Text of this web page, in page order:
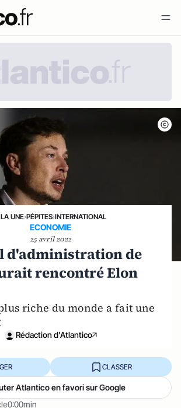
UNE›PÉPITES›INTERNATIONAL
ECONOMIE
25 avril 2022
d'administration de
rencontré Elon
riche du monde a fait une
Rédaction d'Atlantico
0:00min
CLASSER
Atlantico en favori sur Google